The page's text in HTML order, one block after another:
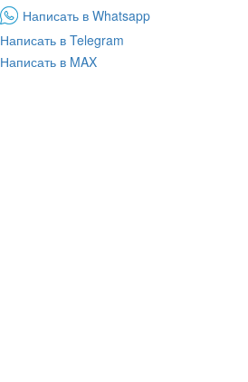
Написать в Whatsapp
Написать в Telegram
Написать в MAX